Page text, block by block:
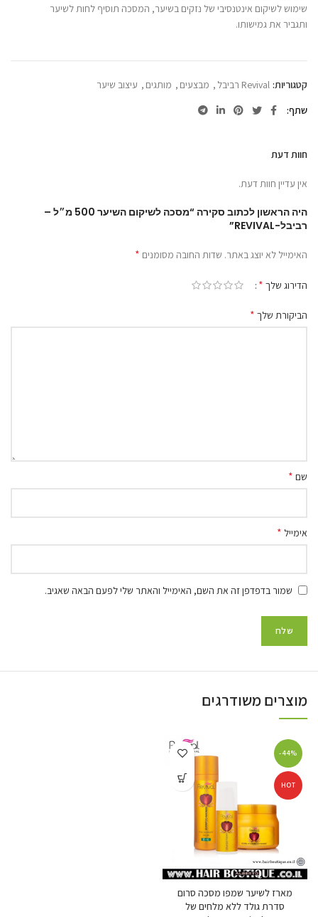
שימוש לשיקום אינטנסיבי של נזקים בשיער, המסכה תוסיף לחות לשיער
ותגביר את גמישותו.
קטגוריות: Revival רביבל , מבצעים , מותגים , עיצוב שיער
שתף
חוות דעת
אין עדיין חוות דעת.
היה הראשון לכתוב סקירה “מסכה לשיקום השיער 500 מ״ל –
רביבל-REVIVAL”
האימייל לא יוצג באתר. שדות החובה מסומנים *
הדירוג שלך *
הביקורת שלך *
שם *
אימייל *
שמור בדפדפן זה את השם, האימייל והאתר שלי לפעם הבאה שאגיב.
מוצרים משודרגים
-44%
HOT
מארז לשיער שמפו מסכה סרום
סדרת גולד ללא מלחים של